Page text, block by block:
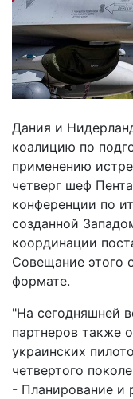
Дания и
коалицию по
применению
четверг шеф
конференции по
созданной
координации
Совещание этого
формате.
"На сегодняшней
партнеров также
украинских
четвертого
- Планирование и